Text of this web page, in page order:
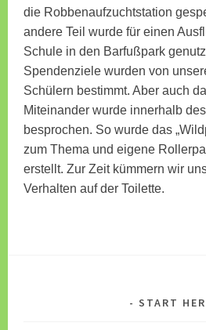
die Robbenaufzuchtstation
andere Teil wurde für einen
Schule in den Barfußpark
Spendenziele wurden von
Schülern bestimmt. Aber auch
Miteinander wurde innerhalb
besprochen. So wurde das
zum Thema und eigene
erstellt. Zur Zeit kümmern wir
Verhalten auf der Toilette.
START